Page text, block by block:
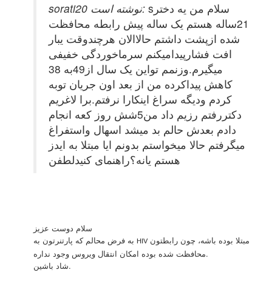
sorati20 نوشته است: sسلام من یه دختر
21ساله هستم یک ساله پیش رابطه محافظت
شده ازپشت داشتم حالاالان هرچندوقت یبار
افت فشارپیدامیکنم سرماخوردگی خفیفی
میگیرم.وزنمم تواین یک سال از49به 38
کاهش پیداکرده من از بعد اون جریان توبه
کردم ودیگه سراغ اینکارا نرفتم.برا لاغریم
دکتررفتم رزیم داد من5شش روز کعه انجام
دادم بعدش حالم بد میشد اسهال واستفراغ
میگرفتم حالا میخواستم بدونم ایا مبتلا به ایدز
هستم یانه؟راهنمای کنیدلطفن
سلام دوست عزيز
HIVمبتلا بوده باشه، چون رابطتون
محافظت شده بوده امكان انتقال ويروس وجود نداره.
شاد باشين.